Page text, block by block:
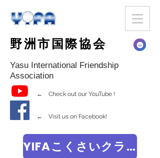
野洲市国際協会
Yasu International Friendship
Association
← Check out our YouTube !
← Visit us on Facebook!
YIFAこくさいクラブ